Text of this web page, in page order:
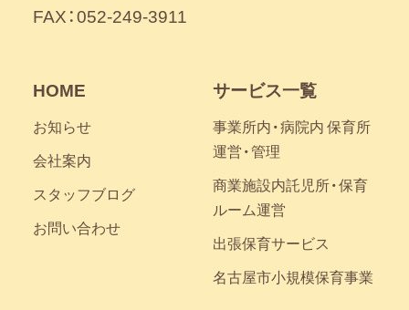
FAX：052-249-3911
HOME
お知らせ
会社案内
スタッフブログ
お問い合わせ
サービス一覧
事業所内・病院内 保育所
運営・管理
商業施設内託児所・保育
ルーム運営
出張保育サービス
名古屋市小規模保育事業